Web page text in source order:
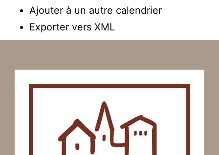
Ajouter à un autre calendrier
Exporter vers XML